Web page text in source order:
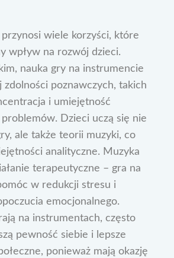
wiele korzyści, które
wpływ na rozwój dzieci.
nauka gry na instrumencie
poznawczych, takich
i umiejętność
Dzieci uczą się nie
ale także teorii muzyki, co
analityczne. Muzyka
terapeutyczne – gra na
w redukcji stresu i
emocjonalnego.
na instrumentach, często
pewność siebie i lepsze
ponieważ mają okazję